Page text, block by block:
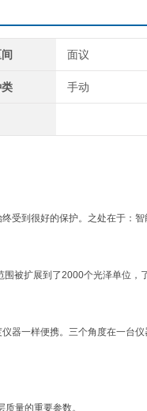
面议
手动
受到很好的保护。之处在于：
被扩展到了2000个光泽单位，
器一样便携。三个角度在一台
量的重要参数。